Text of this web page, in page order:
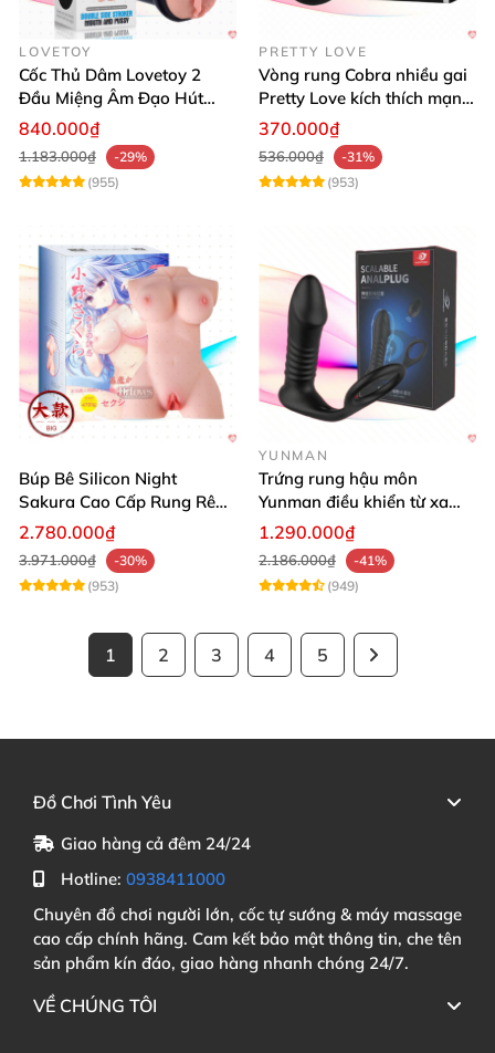
LOVETOY
Cốc Thủ Dâm Lovetoy 2
Đầu Miệng Âm Đạo Hút
Thăng Hoa
840.000₫
1.183.000₫
-29%
(955)
PRETTY LOVE
Vòng rung Cobra nhiều gai
Pretty Love kích thích mạnh
tăng khoái cảm
370.000₫
536.000₫
-31%
(953)
Búp Bê Silicon Night
Sakura Cao Cấp Rung Rên
Thực Tế
2.780.000₫
3.971.000₫
-30%
(953)
YUNMAN
Trứng rung hậu môn
Yunman điều khiển từ xa
quai đeo kích thích
1.290.000₫
2.186.000₫
-41%
(949)
1 2 3 4 5
Đồ Chơi Tình Yêu
Giao hàng cả đêm 24/24
Hotline: 0938411000
Chuyên đồ chơi người lớn, cốc tự sướng & máy massage
cao cấp chính hãng. Cam kết bảo mật thông tin, che tên
sản phẩm kín đáo, giao hàng nhanh chóng 24/7.
VỀ CHÚNG TÔI